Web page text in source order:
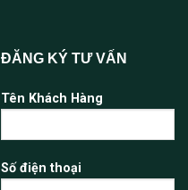
ĐĂNG KÝ TƯ VẤN
Tên Khách Hàng
Số điện thoại